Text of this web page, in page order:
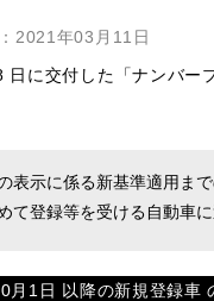
2021年03月11日
に交付した「ナンバー
表示に係る新基準適用まで
て登録等を受ける自動車
1日 以降の新規登録車